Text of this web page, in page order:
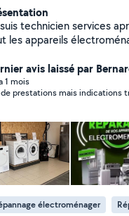
technicien services
les appareils
micro-onde, sèche
qu'au
avis laissé par
1 mois
de prestations mais indications
électroménager